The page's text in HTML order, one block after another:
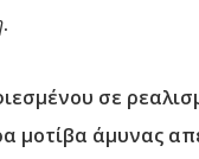
.
σε
μοτίβα άμυνας